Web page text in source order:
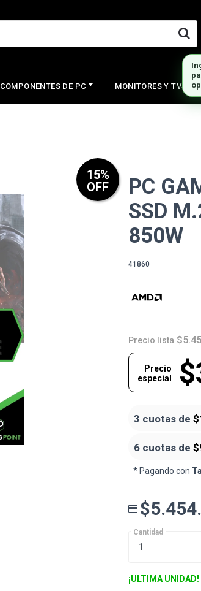
COMPONENTES DE PC MONITORES Y TVS
PC
SSD
850W
41860
15%
OFF
Precio lista
Precio
especial
3 cuotas de
6 cuotas de
* Pagando con
Cantidad
¡ULTIMA UNIDAD!